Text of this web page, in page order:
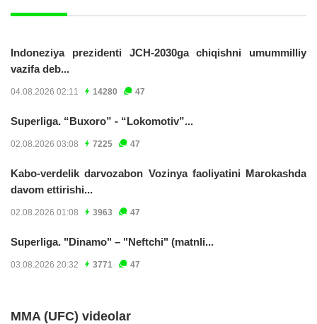
Indoneziya prezidenti JCH-2030ga chiqishni umummilliy
vazifa deb...
04.08.2026 02:11 14280 47
Superliga. “Buxoro” - “Lokomotiv”...
02.08.2026 03:08 7225 47
Kabo-verdelik darvozabon Vozinya faoliyatini Marokashda
davom ettirishi...
02.08.2026 01:08 3963 47
Superliga. "Dinamo" – "Neftchi" (matnli...
03.08.2026 20:32 3771 47
MMA (UFC) videolar